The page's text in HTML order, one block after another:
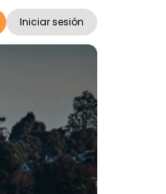
Iniciar sesión